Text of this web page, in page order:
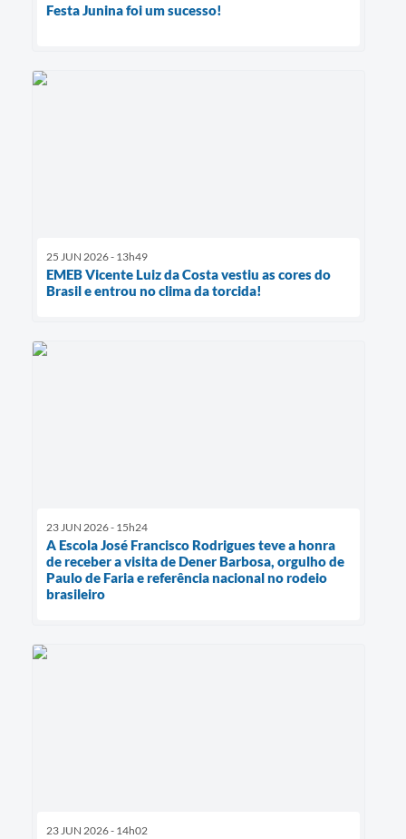
Festa Junina foi um sucesso!
25 JUN 2026 - 13h49
EMEB Vicente Luiz da Costa vestiu as cores do
Brasil e entrou no clima da torcida!
23 JUN 2026 - 15h24
A Escola José Francisco Rodrigues teve a honra
de receber a visita de Dener Barbosa, orgulho de
Paulo de Faria e referência nacional no rodeio
brasileiro
23 JUN 2026 - 14h02